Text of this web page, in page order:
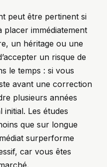
peut être pertinent si
placer immédiatement
un héritage ou une
un risque de
le temps : si vous
avant une correction
plusieurs années
Les études
que sur longue
surperforme
car vous êtes